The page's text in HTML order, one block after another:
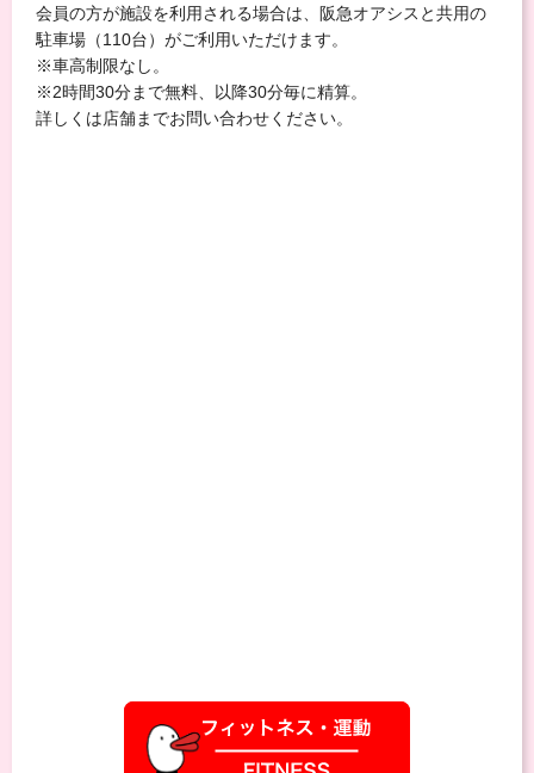
会員の方が施設を利用される場合は、阪急オアシスと共用の
駐車場（110台）がご利用いただけます。
※車高制限なし。
※2時間30分まで無料、以降30分毎に精算。
詳しくは店舗までお問い合わせください。